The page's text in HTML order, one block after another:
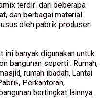
terdiri dari beberapa
dan berbagai material
oleh pabrik produsen
ini banyak digunakan untuk
bangunan seperti : Rumah,
rumah ibadah, Lantai
Perkantoran,
bertingkat lainnya.